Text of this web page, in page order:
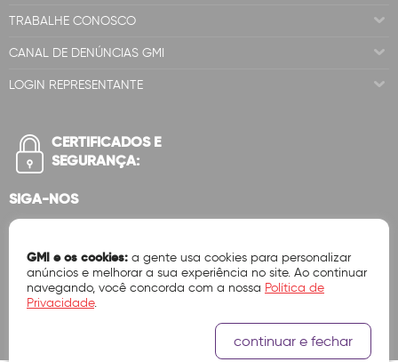
TRABALHE CONOSCO
CANAL DE DENÚNCIAS GMI
LOGIN REPRESENTANTE
CERTIFICADOS E
SEGURANÇA:
SIGA-NOS
GMI e os cookies: a gente usa cookies para personalizar
anúncios e melhorar a sua experiência no site. Ao continuar
navegando, você concorda com a nossa Política de
Privacidade.
continuar e fechar